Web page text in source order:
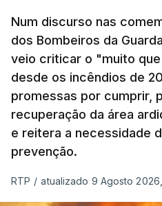
Num discurso nas
dos Bombeiros da
veio criticar o "muito
desde os incêndios de
promessas por cumprir,
recuperação da área
e reitera a necessidade
prevenção.
RTP / atualizado 9 Agosto 2026,